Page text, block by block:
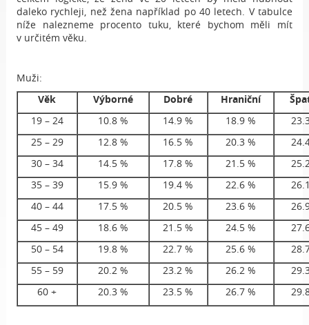
daleko rychleji, než žena například po 40 letech. V tabulce
níže nalezneme procento tuku, které bychom měli mít
v určitém věku.
Muži:
Věk
Výborné Dobré Hraniční
19 – 24
10.8 % 14.9 % 18.9 %
25 – 29
12.8 % 16.5 % 20.3 %
30 – 34
14.5 % 17.8 % 21.5 %
35 – 39
15.9 % 19.4 % 22.6 %
40 – 44
17.5 % 20.5 % 23.6 %
45 – 49
18.6 % 21.5 % 24.5 %
50 – 54
19.8 % 22.7 % 25.6 %
55 – 59
20.2 % 23.2 % 26.2 %
60 +
20.3 % 23.5 % 26.7 %